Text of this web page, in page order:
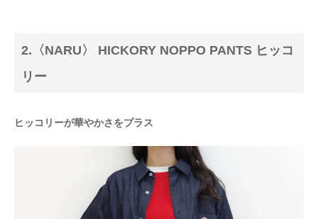
2.〈NARU〉 HICKORY NOPPO PANTS ヒッコ
リー
ヒッコリーが華やかさをプラス